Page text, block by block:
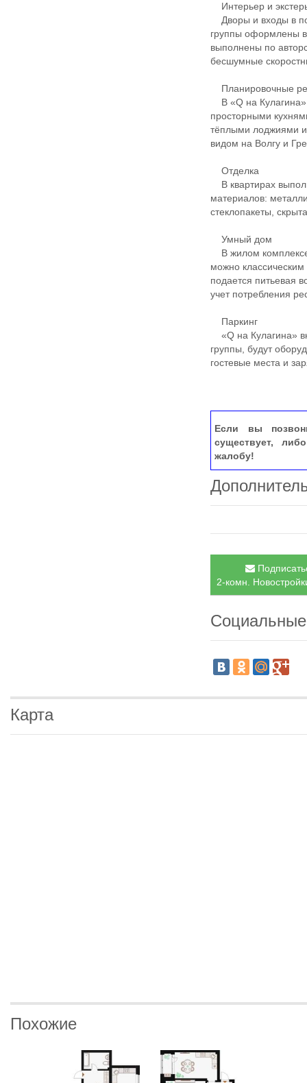
Интерьер и
Дворы и входы в
группы оформлены
выполнены по
бесшумные
Планировочные
В «Q на Кулагина»
просторными
тёплыми лоджиями и
видом на Волгу и
Отделка
В квартирах
материалов:
стеклопакеты,
Умный дом
В жилом комплексе
можно
подается питьевая
учет потребления
Паркинг
«Q на Кулагина»
группы, будут
гостевые места и
Если вы
существует,
жалобу!
2-комн.
Карта
Похожие